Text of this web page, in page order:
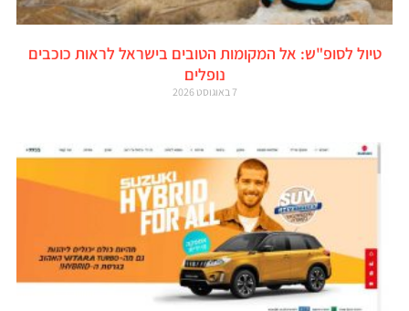
טיול לסופ"ש: אל המקומות הטובים בישראל לראות כוכבים
נופלים
7 באוגוסט 2026